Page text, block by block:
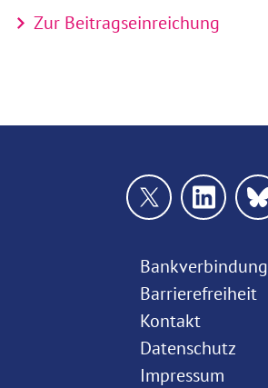
Zur Beitragseinreichung
Bankverbindung
Barrierefreiheit
Kontakt
Datenschutz
Impressum